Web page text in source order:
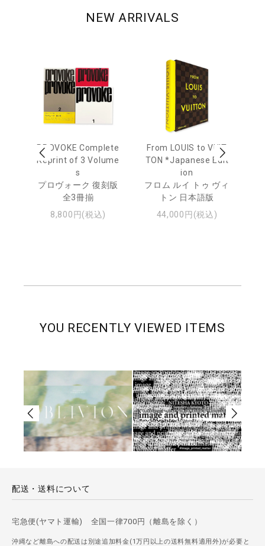
NEW ARRIVALS
PROVOKE Complete
Reprint of 3 Volume
s
プロヴォーク 復刻版
全3冊揃
8,800円(税込)
From LOUIS to VUIT
TON *Japanese Edit
ion
フロム ルイ トゥ ヴィ
トン 日本語版
44,000円(税込)
YOU RECENTLY VIEWED ITEMS
配送・送料について
宅急便(ヤマト運輸) 全国一律700円（離島を除く）
沖縄など離島への配送は別途追加料金(1万円以上の送料無料適用外)が必要と